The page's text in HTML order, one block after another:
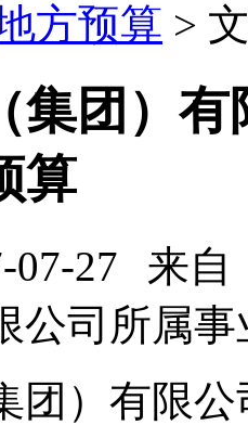
方预算 >
集团）有
算
07-27
来自
公司所属
团）有限